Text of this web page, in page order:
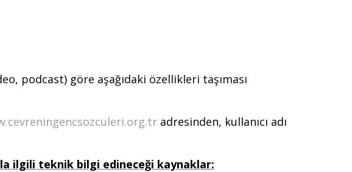
podcast) göre aşağıdaki özellikleri taşıması
adresinden, kullanıcı adı
ilgili teknik bilgi edineceği kaynaklar: